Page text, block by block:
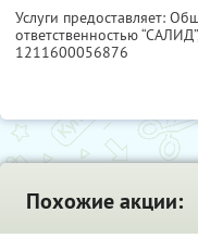
Услуги предоставляет:
ответственностью
1211600056876
Похожие акции: